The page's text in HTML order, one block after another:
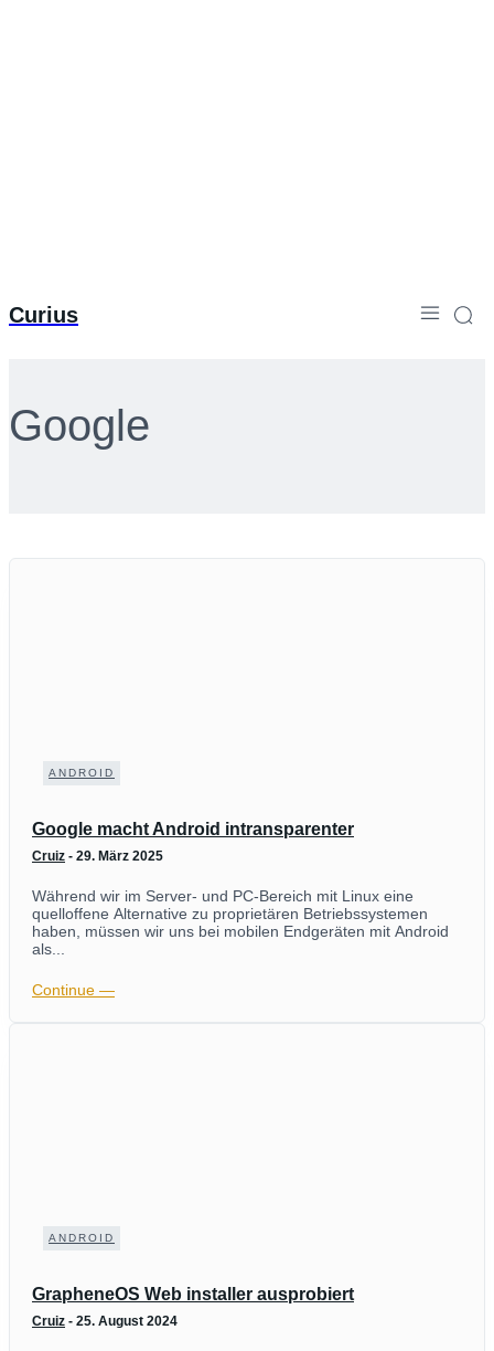
Curius
Google
ANDROID
Google macht Android intransparenter
Cruiz - 29. März 2025
Während wir im Server- und PC-Bereich mit Linux eine
quelloffene Alternative zu proprietären Betriebssystemen
haben, müssen wir uns bei mobilen Endgeräten mit Android
als...
Continue ―
ANDROID
GrapheneOS Web installer ausprobiert
Cruiz - 25. August 2024